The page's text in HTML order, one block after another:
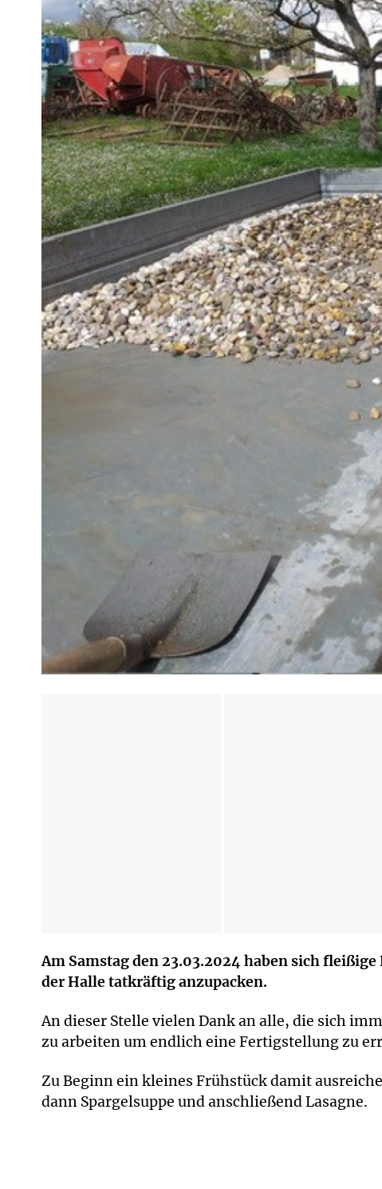
Am Samstag den 23.03.2024 haben sich
der Halle tatkräftig anzupacken.
An dieser Stelle vielen Dank an alle, die sich
zu arbeiten um endlich eine Fertigstellung zu
Zu Beginn ein kleines Frühstück damit
dann Spargelsuppe und anschließend Lasagne.